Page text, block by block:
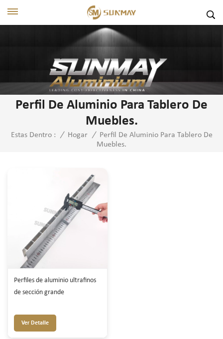
Perfil De Aluminio Para Tablero De
Muebles.
Estas Dentro : / Hogar /
Perfil De Aluminio Para Tablero De
Muebles.
Perfiles de aluminio ultrafinos
de sección grande
Ver Detalle